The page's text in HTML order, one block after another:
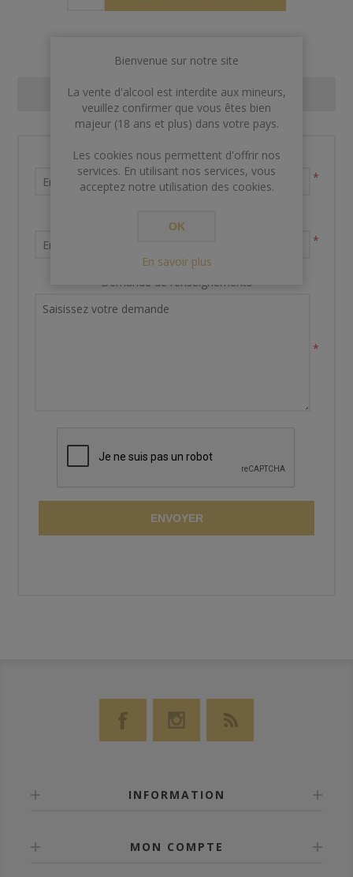
CONTACT US
Nom et prénom
*
Votre adresse email
*
Demande de renseignements
*
ENVOYER
INFORMATION
MON COMPTE
Bienvenue sur notre site
La vente d'alcool est interdite aux mineurs,
veuillez confirmer que vous êtes bien
majeur (18 ans et plus) dans votre pays.
Les cookies nous permettent d'offrir nos
services. En utilisant nos services, vous
acceptez notre utilisation des cookies.
OK
En savoir plus